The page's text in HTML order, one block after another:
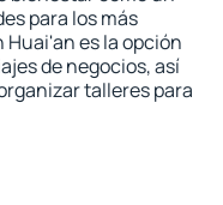
para los más
es la opción
de negocios, así
talleres para